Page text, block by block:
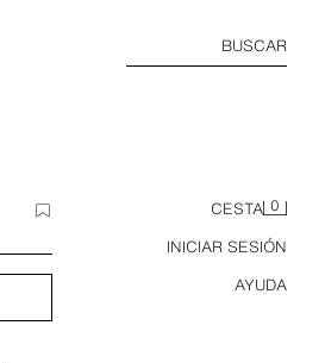
BUSCAR
CESTA 0
INICIAR SESIÓN
AYUDA